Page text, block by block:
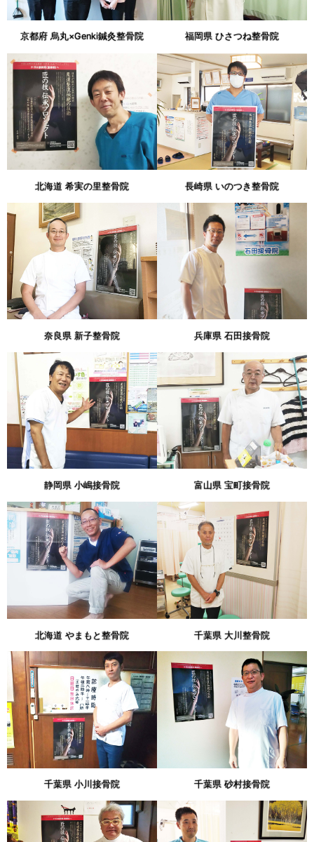
京都府 烏丸×Genki鍼灸整骨院 福岡県 ひさつね整骨院
北海道 希実の里整骨院 長崎県 いのつき整骨院
奈良県 新子整骨院 兵庫県 石田接骨院
静岡県 小嶋接骨院 富山県 宝町接骨院
北海道 やまもと整骨院 千葉県 大川整骨院
千葉県 小川接骨院 千葉県 砂村接骨院